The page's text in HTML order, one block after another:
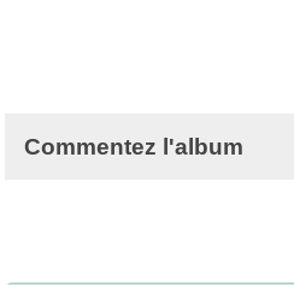
Commentez l'album